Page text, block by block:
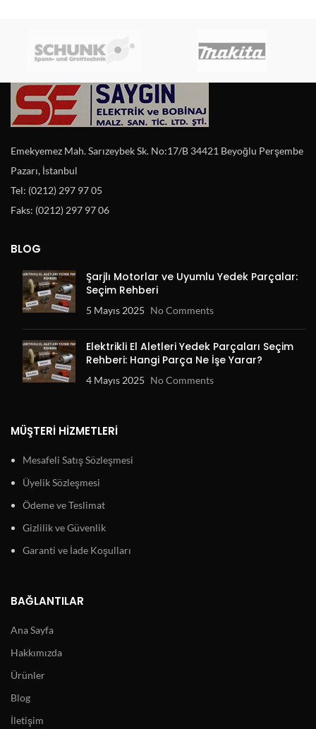
Emekyemez Mah. Sarızeybek Sk. No:17/B 34421 Beyoğlu Perşembe
Pazarı, İstanbul
Tel: (0212) 297 97 05
Faks: (0212) 297 97 06
BLOG
Şarjlı Motorlar ve Uyumlu Yedek Parçalar:
Seçim Rehberi
5 Mayıs 2025 No Comments
Elektrikli El Aletleri Yedek Parçaları Seçim
Rehberi: Hangi Parça Ne İşe Yarar?
4 Mayıs 2025 No Comments
MÜŞTERI HIZMETLERI
Mesafeli Satış Sözleşmesi
Üyelik Sözleşmesi
Ödeme ve Teslimat
Gizlilik ve Güvenlik
Garanti ve İade Koşulları
BAĞLANTILAR
Ana Sayfa
Hakkımızda
Ürünler
Blog
İletişim